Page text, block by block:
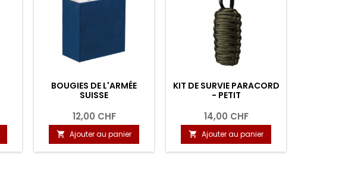
BOUGIES DE L'ARMÉE
SUISSE
12,00 CHF
 Ajouter au panier
KIT DE SURVIE PARACORD
- PETIT
14,00 CHF
 Ajouter au panier